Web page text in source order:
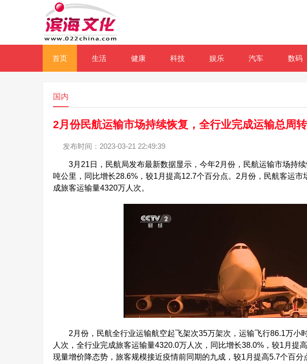
首页 生活 健康 科技 娱乐 汽车 数码
国内
2月份民航运输市场持续恢复，全行业完成运输总周
发布时间：2023-03-21 22:49:39
3月21日，民航局发布最新数据显示，今年2月份，民航运输市场持续
吨公里，同比增长28.6%，较1月提高12.7个百分点。2月份，民航客运
成旅客运输量4320万人次。
2月份，民航全行业运输航空起飞架次35万架次，运输飞行86.1万小
人次，全行业完成旅客运输量4320.0万人次，同比增长38.0%，较1月提
现量增价降态势，旅客规模接近疫情前同期的九成，较1月提高5.7个百